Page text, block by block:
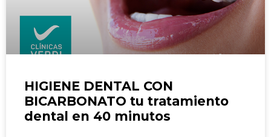
HIGIENE DENTAL CON
BICARBONATO tu tratamiento
dental en 40 minutos